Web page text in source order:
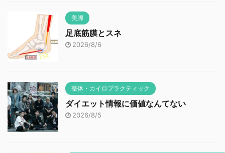
美脚
足底筋膜とスネ
2026/8/6
整体・カイロプラクティック
ダイエット情報に価値なんてない
2026/8/5